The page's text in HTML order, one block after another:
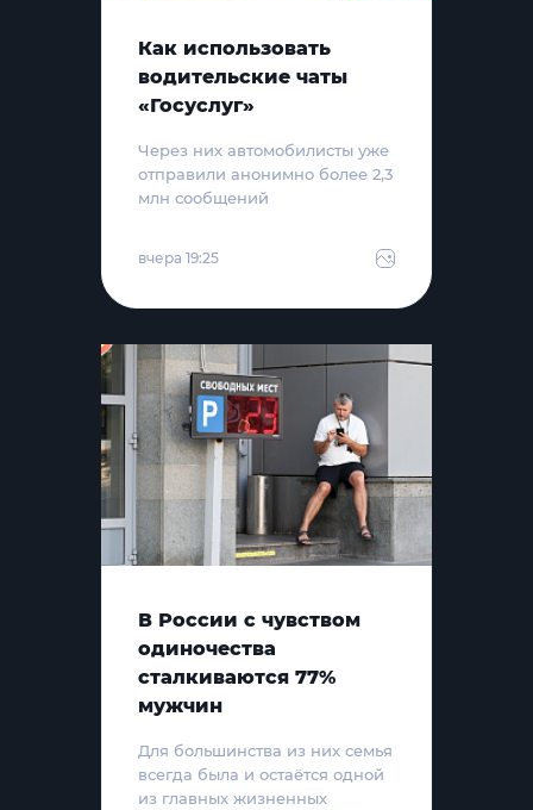
Как использовать
водительские чаты
«Госуслуг»
Через них автомобилисты уже
отправили анонимно более 2,3
млн сообщений
вчера 19:25
В России с чувством
одиночества
сталкиваются 77%
мужчин
Для большинства из них семья
всегда была и остаётся одной
из главных жизненных